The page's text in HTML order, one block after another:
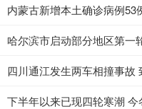
内蒙古新增本土确诊病例53
哈尔滨市启动部分地区第一
四川通江发生两车相撞事故
下半年以来已现四轮寒潮